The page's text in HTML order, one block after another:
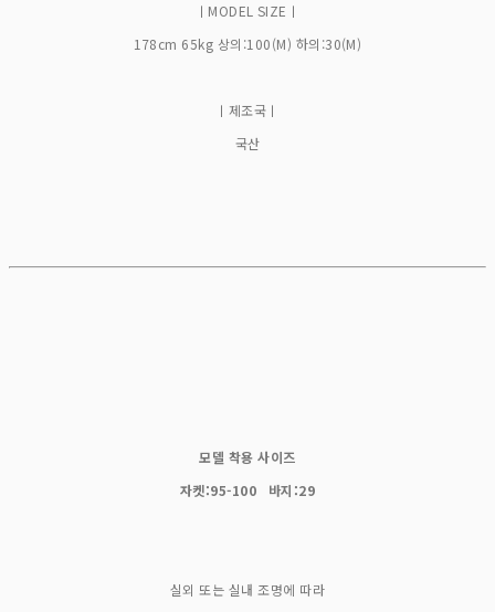
ㅣMODEL SIZEㅣ
178cm 65kg 상의:100(M) 하의:30(M)
ㅣ제조국ㅣ
국산
모델 착용 사이즈
자켓:95-100 바지:29
실외 또는 실내 조명에 따라